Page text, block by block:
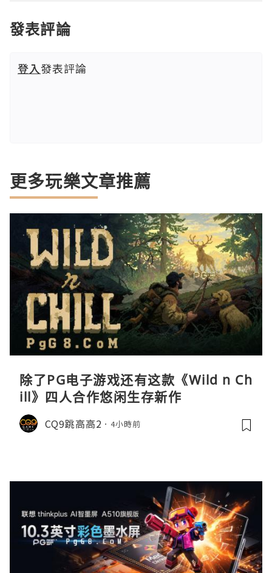
發表評論
登入發表評論
更多玩樂文章推薦
除了PG电子游戏还有这款《Wild n Ch
ill》四人合作悠闲生存新作
CQ9跳高高2 4小時前